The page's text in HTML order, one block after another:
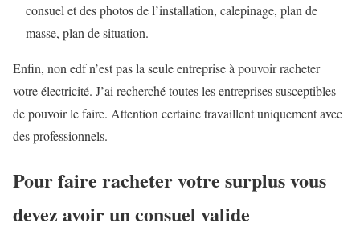
consuel et des photos de l’installation, calepinage, plan de
masse, plan de situation.
Enfin, non edf n’est pas la seule entreprise à pouvoir racheter
votre électricité. J’ai recherché toutes les entreprises susceptibles
de pouvoir le faire. Attention certaine travaillent uniquement avec
des professionnels.
Pour faire racheter votre surplus vous
devez avoir un consuel valide